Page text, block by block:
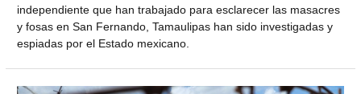
independiente que han trabajado para esclarecer las masacres
y fosas en San Fernando, Tamaulipas han sido investigadas y
espiadas por el Estado mexicano.